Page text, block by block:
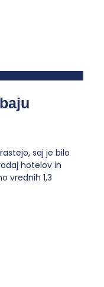
saj je bilo
hotelov in
vrednih 1,3